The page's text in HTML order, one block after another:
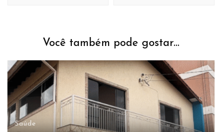
Você também pode gostar...
Saúde